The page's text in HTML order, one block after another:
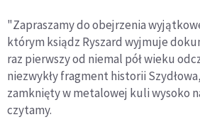
"Zapraszamy do obejrzenia
którym ksiądz Ryszard wyjmuje
raz pierwszy od niemal pół wieku
niezwykły fragment historii
zamknięty w metalowej kuli wysoko
czytamy.